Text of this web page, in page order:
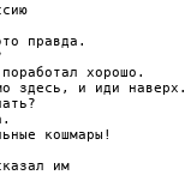
правда.
хорошо.
здесь, и иди наверх.
кошмары!
им